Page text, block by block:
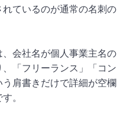
ているのが通常の名刺の
会社名が個人事業主名の
「フリーランス」「コン
肩書きだけで詳細が空欄
。